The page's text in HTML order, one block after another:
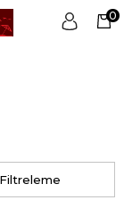
0
Filtreleme